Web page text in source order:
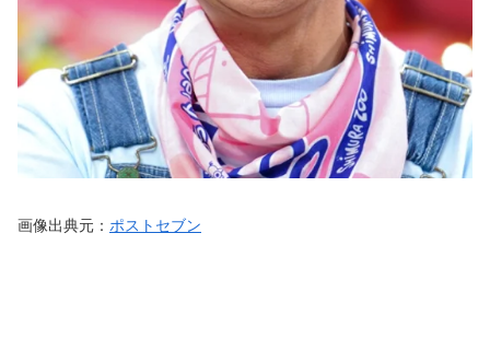
画像出典元： ポストセブン